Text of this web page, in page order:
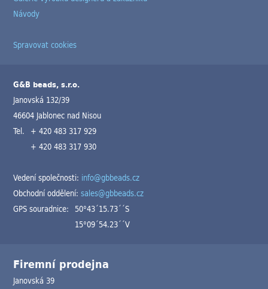
Návody
Spravovat cookies
G&B beads, s.r.o.
Janovská 132/39
46604 Jablonec nad Nisou
Tel. + 420 483 317 929
+ 420 483 317 930
Vedení společnosti: info@gbbeads.cz
Obchodní oddělení:sales@gbbeads.cz
GPS souradnice: 50°43´15.73´´S
15°09´54.23´´V
Firemní prodejna
Janovská 39